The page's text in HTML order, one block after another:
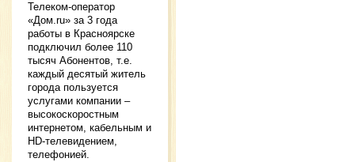
Телеком-оператор
«Дом.ru» за 3 года
работы в Красноярске
подключил более 110
тысяч Абонентов, т.е.
каждый десятый житель
города пользуется
услугами компании –
высокоскоростным
интернетом, кабельным и
HD-телевидением,
телефонией.